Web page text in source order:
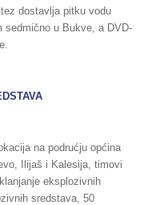
dostavlja pitku vodu
sedmično u Bukve, a DVD-
na podrućju općina
Ilijaš i Kalesija, timovi
eksplozivnih
sredstava, 50